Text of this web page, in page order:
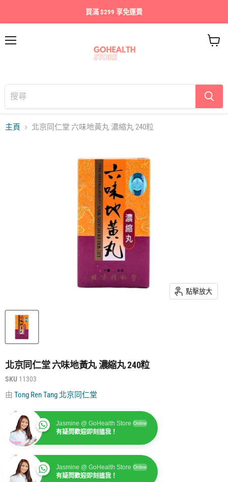
買滿 $299 享免運費
車
主頁 北京同仁堂 六味地黃丸 濃縮丸 240粒
點擊放大
北京同仁堂 六味地黃丸 濃縮丸 240粒
SKU 11303
由 Tong Ren Tang 北京同仁堂
Jasmine @ GoHealth Store Online
有疑問歡迎即刻搵我！
Jasmine @ GoHealth Store Online
有疑問歡迎即刻搵我！